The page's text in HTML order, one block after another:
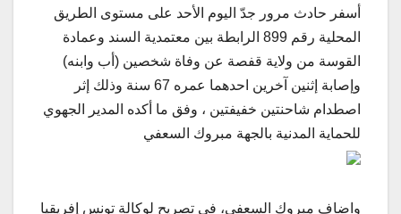
أسفر حادث مرور جدّ اليوم الأحد على مستوى الطريق
المحلية رقم 899 الرابطة بين معتمدية السند وعمادة
القوسة من ولاية قفصة عن وفاة شخصين (أب وابنه)
وإصابة إثنين آخرين احدهما عمره 67 سنة وذلك إثر
اصطدام شاحنتين خفيفتين ، وفق ما أكده المدير الجهوي
للحماية المدنية بالجهة مبروك السعفي
واضاف مبروك السعفي، في تصريح لوكالة تونس إفريقيا